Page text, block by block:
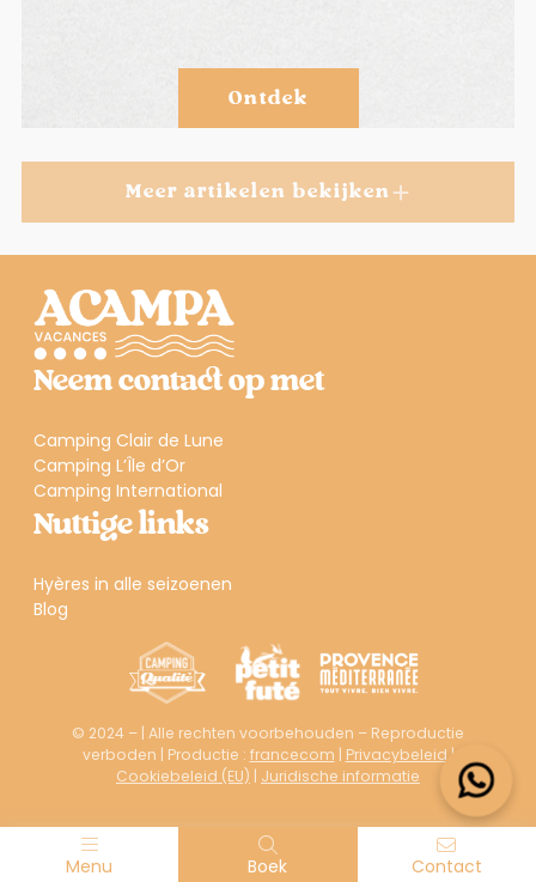
Ontdek
Meer artikelen bekijken
Neem contact op met
Camping Clair de Lune
Camping L’Île d’Or
Camping International
Nuttige links
Hyères in alle seizoenen
Blog
© 2024 – | Alle rechten voorbehouden – Reproductie
verboden | Productie : francecom | Privacybeleid |
Cookiebeleid (EU) | Juridische informatie
Menu Boek Contact